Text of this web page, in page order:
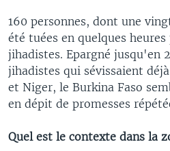
160 personnes, dont une
été tuées en quelques heures
jihadistes. Epargné jusqu'en
jihadistes qui sévissaient
et Niger, le Burkina Faso
en dépit de promesses
Quel est le contexte dans la